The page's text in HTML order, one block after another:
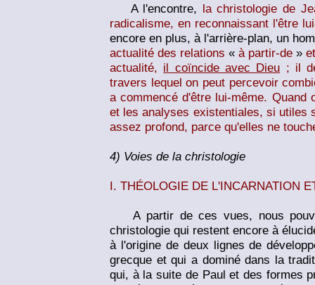
A l'encontre, la christologie de
radicalisme, en reconnaissant l'être
encore en plus, à l'arrière-plan, un
actualité des relations « à partir-de » et
actualité, il coïncide avec Dieu ; il
travers lequel on peut percevoir
a commencé d'être lui-même. Quand
et les analyses existentiales, si utiles
assez profond, parce qu'elles ne
4) Voies de la christologie
I. THÉOLOGIE DE L'INCARNATION
A partir de ces vues, nous
christologie qui restent encore à
à l'origine de deux lignes de
grecque et qui a dominé dans la
qui, à la suite de Paul et des formes